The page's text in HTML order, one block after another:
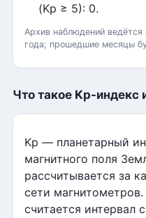
(Kp ≥ 5): 0.
Архив наблюдений
года; прошедшие месяцы
Что такое Kp-индекс
Kp — планетарный
магнитного поля
рассчитывается за
сети
считается интервал